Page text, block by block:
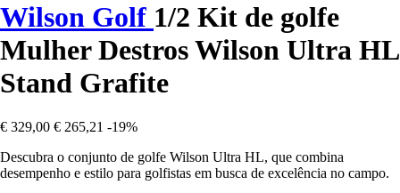
Wilson Golf 1/2 Kit de golfe
Mulher Destros Wilson Ultra HL
Stand Grafite
€ 329,00 € 265,21 -19%
Descubra o conjunto de golfe Wilson Ultra HL, que combina
desempenho e estilo para golfistas em busca de excelência no campo.